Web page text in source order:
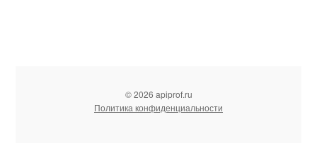
© 2026 apiprof.ru
Политика конфиденциальности